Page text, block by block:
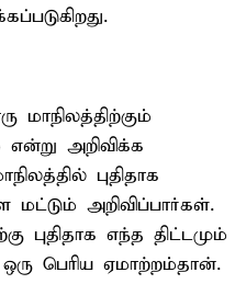
மாநிலத்திற்கும்
என்று அறிவிக்க
புதிதாக
அறிவிப்பார்கள்.
புதிதாக எந்த திட்டமும்
பெரிய ஏமாற்றம்தான்.